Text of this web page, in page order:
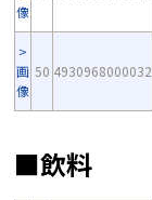
像
画
像
50 4930968000032
■飲料